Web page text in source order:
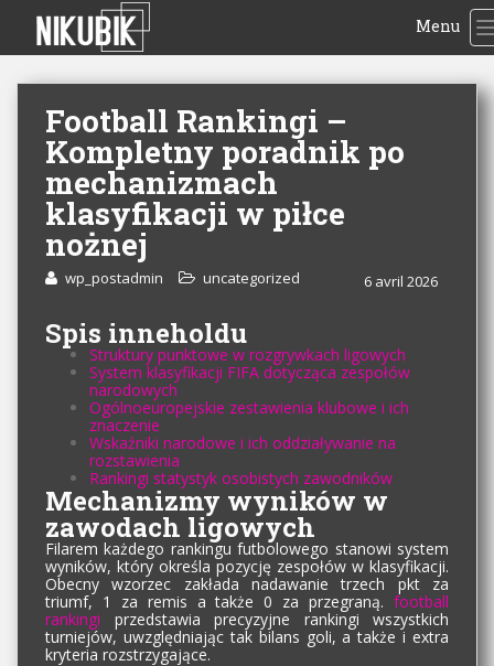
Menu
Football Rankingi –
Kompletny poradnik po
mechanizmach
klasyfikacji w piłce
nożnej
6 avril 2026
wp_postadmin uncategorized
Spis inneholdu
Struktury punktowe w rozgrywkach ligowych
System klasyfikacji FIFA dotycząca zespołów
narodowych
Ogólnoeuropejskie zestawienia klubowe i ich
znaczenie
Wskaźniki narodowe i ich oddziaływanie na
rozstawienia
Rankingi statystyk osobistych zawodników
Mechanizmy wyników w
zawodach ligowych
Filarem każdego rankingu futbolowego stanowi system
wyników, który określa pozycję zespołów w klasyfikacji.
Obecny wzorzec zakłada nadawanie trzech pkt za
triumf, 1 za remis a także 0 za przegraną. football
rankingi przedstawia precyzyjne rankingi wszystkich
turniejów, uwzględniając tak bilans goli, a także i extra
kryteria rozstrzygające.